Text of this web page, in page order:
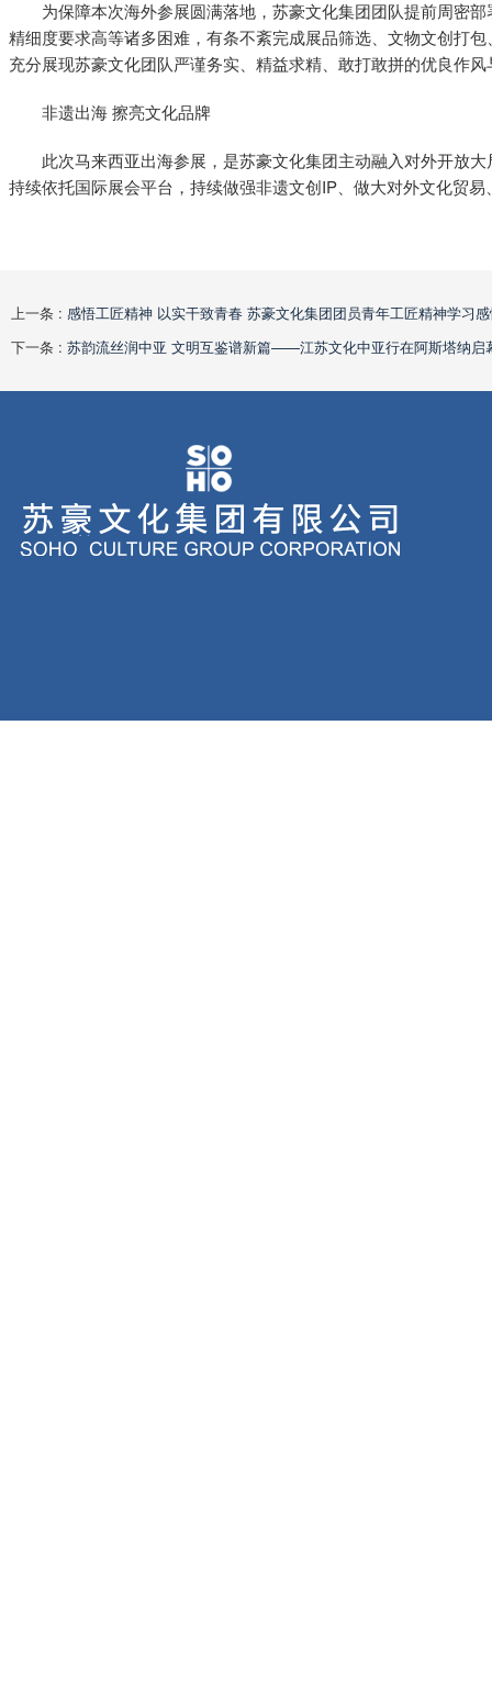
为保障本次海外参展圆满落地，苏豪文化集团团队提前周密
精细度要求高等诸多困难，有条不紊完成展品筛选、文物文创打
充分展现苏豪文化团队严谨务实、精益求精、敢打敢拼的优良作
非遗出海 擦亮文化品牌
此次马来西亚出海参展，是苏豪文化集团主动融入对外开放
持续依托国际展会平台，持续做强非遗文创IP、做大对外文化贸
上一条 : 感悟工匠精神 以实干致青春 苏豪文化集团团员青年工匠精神学习
下一条 : 苏韵流丝润中亚 文明互鉴谱新篇——江苏文化中亚行在阿斯塔纳启